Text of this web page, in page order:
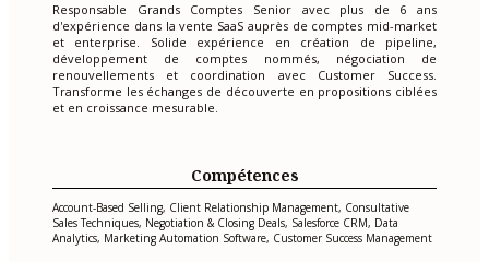
Responsable Grands Comptes Senior avec plus de 6 ans
d'expérience dans la vente SaaS auprès de comptes mid-market
et enterprise. Solide expérience en création de pipeline,
développement de comptes nommés, négociation de
renouvellements et coordination avec Customer Success.
Transforme les échanges de découverte en propositions ciblées
et en croissance mesurable.
Compétences
Account-Based Selling, Client Relationship Management, Consultative
Sales Techniques, Negotiation & Closing Deals, Salesforce CRM, Data
Analytics, Marketing Automation Software, Customer Success Management